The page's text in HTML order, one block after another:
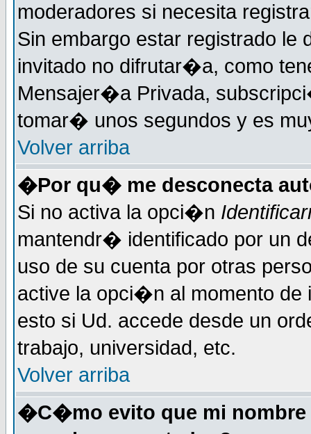
moderadores si necesita
Sin embargo estar registrado le
invitado no difrutar�a, como
Mensajer�a Privada,
tomar� unos segundos y es
Volver arriba
�Por qu� me desconecta
Si no activa la opci�n
mantendr� identificado por un
uso de su cuenta por otras
active la opci�n al momento de
esto si Ud. accede desde un
trabajo, universidad, etc.
Volver arriba
�C�mo evito que mi nombre